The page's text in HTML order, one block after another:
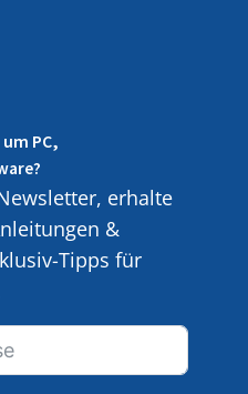
PC,
erhalte
&
Tipps für